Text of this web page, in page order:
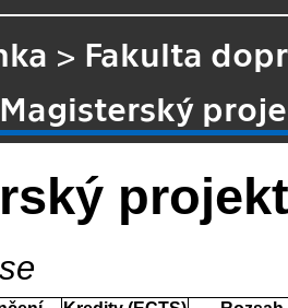
> Fakulta
Magisterský